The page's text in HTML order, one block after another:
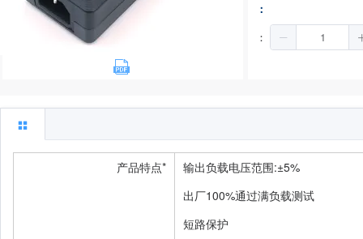
：
：
产品特点*
输出负载电压范围:±5%
出厂100%通过满负载测试
短路保护